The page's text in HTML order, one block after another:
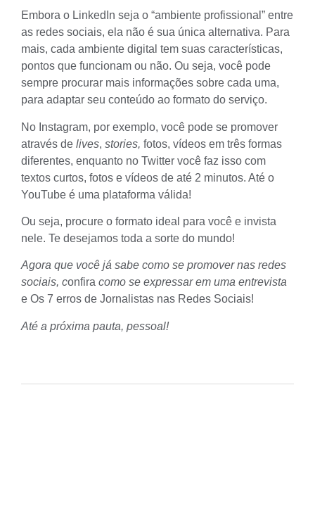
Embora o LinkedIn seja o “ambiente profissional” entre
as redes sociais, ela não é sua única alternativa. Para
mais, cada ambiente digital tem suas características,
pontos que funcionam ou não. Ou seja, você pode
sempre procurar mais informações sobre cada uma,
para adaptar seu conteúdo ao formato do serviço.
No Instagram, por exemplo, você pode se promover
através de lives, stories, fotos, vídeos em três formas
diferentes, enquanto no Twitter você faz isso com
textos curtos, fotos e vídeos de até 2 minutos. Até o
YouTube é uma plataforma válida!
Ou seja, procure o formato ideal para você e invista
nele. Te desejamos toda a sorte do mundo!
Agora que você já sabe como se promover nas redes
sociais, confira como se expressar em uma entrevista
e Os 7 erros de Jornalistas nas Redes Sociais!
Até a próxima pauta, pessoal!